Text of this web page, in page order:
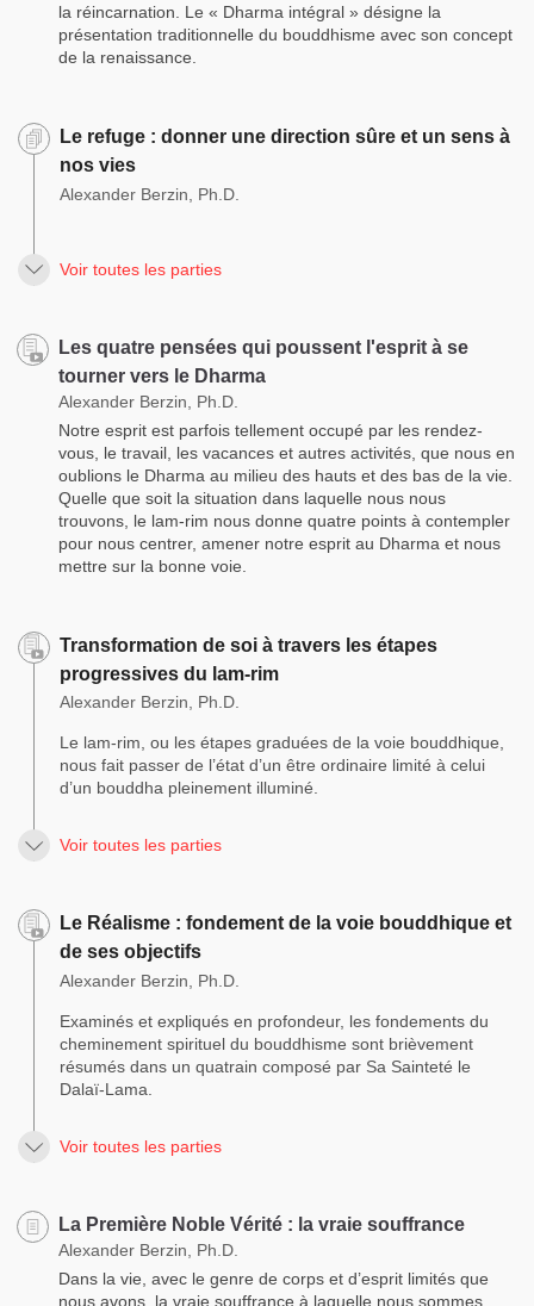
la réincarnation. Le « Dharma intégral » désigne la
présentation traditionnelle du bouddhisme avec son concept
de la renaissance.
Le refuge : donner une direction sûre et un sens à
nos vies
Alexander Berzin, Ph.D.
Voir toutes les parties
Les quatre pensées qui poussent l'esprit à se
tourner vers le Dharma
Alexander Berzin, Ph.D.
Notre esprit est parfois tellement occupé par les rendez-
vous, le travail, les vacances et autres activités, que nous en
oublions le Dharma au milieu des hauts et des bas de la vie.
Quelle que soit la situation dans laquelle nous nous
trouvons, le lam-rim nous donne quatre points à contempler
pour nous centrer, amener notre esprit au Dharma et nous
mettre sur la bonne voie.
Transformation de soi à travers les étapes
progressives du lam-rim
Alexander Berzin, Ph.D.
Le lam-rim, ou les étapes graduées de la voie bouddhique,
nous fait passer de l’état d’un être ordinaire limité à celui
d’un bouddha pleinement illuminé.
Voir toutes les parties
Le Réalisme : fondement de la voie bouddhique et
de ses objectifs
Alexander Berzin, Ph.D.
Examinés et expliqués en profondeur, les fondements du
cheminement spirituel du bouddhisme sont brièvement
résumés dans un quatrain composé par Sa Sainteté le
Dalaï-Lama.
Voir toutes les parties
La Première Noble Vérité : la vraie souffrance
Alexander Berzin, Ph.D.
Dans la vie, avec le genre de corps et d’esprit limités que
nous avons, la vraie souffrance à laquelle nous sommes